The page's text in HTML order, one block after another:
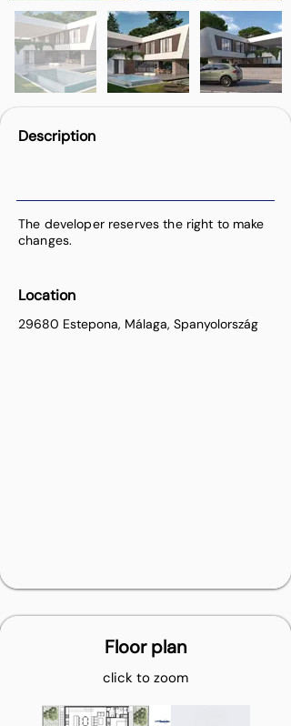
Description
The developer reserves the right to make
changes.
Location
29680 Estepona, Málaga, Spanyolország
Floor plan
click to zoom